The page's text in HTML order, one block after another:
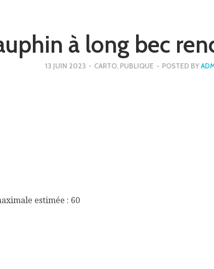
à long bec
13 JUIN 2023 - CARTO, PUBLIQUE - POSTED BY
estimée : 60